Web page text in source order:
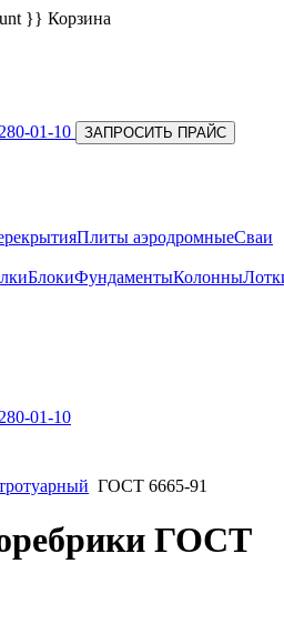
}} Корзина
01-10 ЗАПРОСИТЬ ПРАЙС
Плиты аэродромныеСваи
БлокиФундаментыКолонны
01-10
ГОСТ 6665-91
ГОСТ